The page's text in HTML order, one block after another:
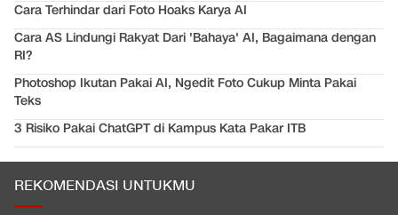
Cara Terhindar dari Foto Hoaks Karya AI
Cara AS Lindungi Rakyat Dari 'Bahaya' AI, Bagaimana dengan
RI?
Photoshop Ikutan Pakai AI, Ngedit Foto Cukup Minta Pakai
Teks
3 Risiko Pakai ChatGPT di Kampus Kata Pakar ITB
REKOMENDASI UNTUKMU